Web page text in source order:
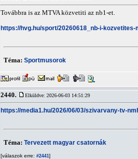
Továbbra is az MTVA közvetiti az nb1-et.
https://hvg.hu/sport/20260618_nb-i-
Téma: Sportmusorok
2440. Elküldve: 2026-06-03 14:51:29
https://media1.hu/2026/06/03/szivarvany-tv-
Téma: Tervezett magyar csatornák
[válaszok erre: #2441]